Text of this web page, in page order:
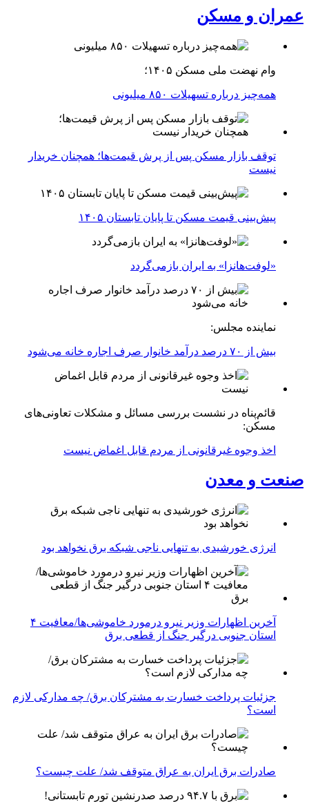
عمران و مسکن
وام نهضت ملی مسکن ۱۴۰۵؛
همه‌چیز درباره تسهیلات ۸۵۰ میلیونی
توقف بازار مسکن پس از پرش قیمت‌ها؛ همچنان خریدار
نیست
پیش‌بینی قیمت مسکن تا پایان تابستان ۱۴۰۵
«لوفت‌هانزا» به ایران بازمی‌گردد
نماینده مجلس:
بیش از ۷۰ درصد درآمد خانوار صرف اجاره خانه می‌شود
قائم‌پناه در نشست بررسی مسائل و مشکلات تعاونی‌های
مسکن:
اخذ وجوه غیرقانونی از مردم قابل اغماض نیست
صنعت و معدن
انرژی خورشیدی به تنهایی ناجی شبکه برق نخواهد بود
آخرین اظهارات وزیر نیرو درمورد خاموشی‌ها/معافیت ۴
استان جنوبی درگیر جنگ از قطعی برق
جزئیات پرداخت خسارت به مشترکان برق/ چه مدارکی لازم
است؟
صادرات برق ایران به عراق متوقف شد/ علت چیست؟